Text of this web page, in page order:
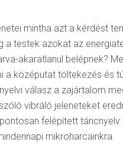
mintha azt a kérdést
a testek azokat az
akaratlanul belépnek?
a középutat töltekezés és
válasz a zajártalom
vibráló jeleneteket
felépített táncnyelv
mikroharcainkra.